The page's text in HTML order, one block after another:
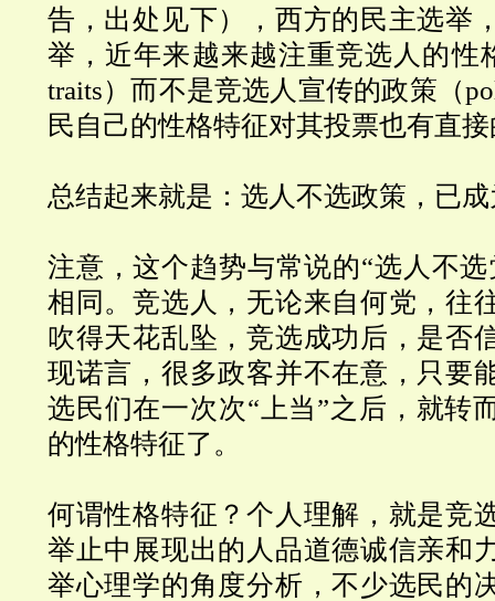
告，出处见下），西方的民主选举
举，近年来越来越注重竞选人的性
traits）而不是竞选人宣传的政策（
民自己的性格特征对其投票也有直
总结起来就是：选人不选政策，已
注意，这个趋势与常说的“选人不
相同。竞选人，无论来自何党，往
吹得天花乱坠，竞选成功后，是否
现诺言，很多政客并不在意，只要
选民们在一次次“上当”之后，就转
的性格特征了。
何谓性格特征？个人理解，就是竞
举止中展现出的人品道德诚信亲和
举心理学的角度分析，不少选民的